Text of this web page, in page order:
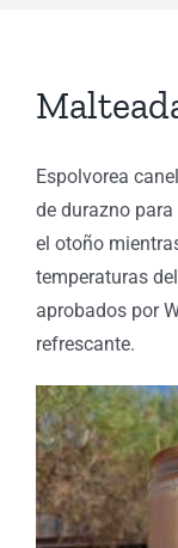
Espolvorea
de durazno
el otoño
temperaturas
aprobados por
refrescante.